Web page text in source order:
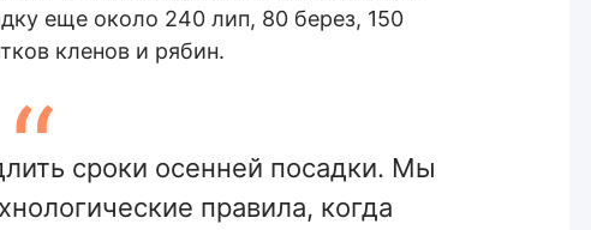
еще около 240 лип, 80 берез, 150
кленов и рябин.
сроки осенней посадки. Мы
правила, когда